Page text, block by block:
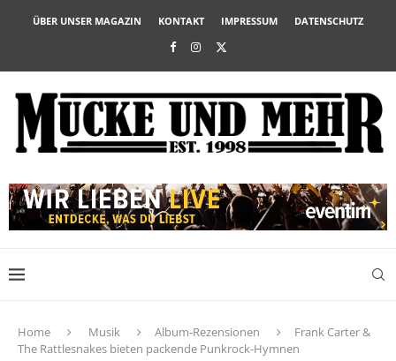
ÜBER UNSER MAGAZIN KONTAKT IMPRESSUM DATENSCHUTZ
Home Musik Album-Rezensionen
Frank Carter &
The Rattlesnakes bieten packende Punkrock-Hymnen